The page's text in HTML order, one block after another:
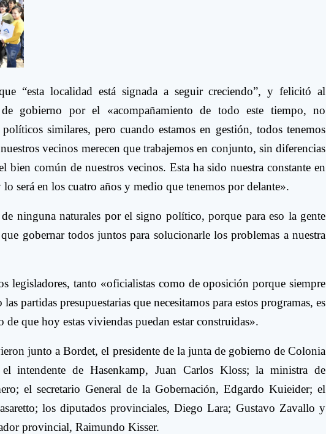
“esta localidad está signada a seguir creciendo”, y felicitó al
gobierno por el «acompañamiento de todo este tiempo, no
similares, pero cuando estamos en gestión, todos tenemos
vecinos merecen que trabajemos en conjunto, sin diferencias
bien común de nuestros vecinos. Esta ha sido nuestra constante en
será en los cuatro años y medio que tenemos por delante».
ninguna naturales por el signo político, porque para eso la gente
gobernar todos juntos para solucionarle los problemas a nuestra
legisladores, tanto «oficialistas como de oposición porque siempre
partidas presupuestarias que necesitamos para estos programas, es
de que hoy estas viviendas puedan estar construidas».
junto a Bordet, el presidente de la junta de gobierno de Colonia
intendente de Hasenkamp, Juan Carlos Kloss; la ministra de
el secretario General de la Gobernación, Edgardo Kuieider; el
los diputados provinciales, Diego Lara; Gustavo Zavallo y
provincial, Raimundo Kisser.